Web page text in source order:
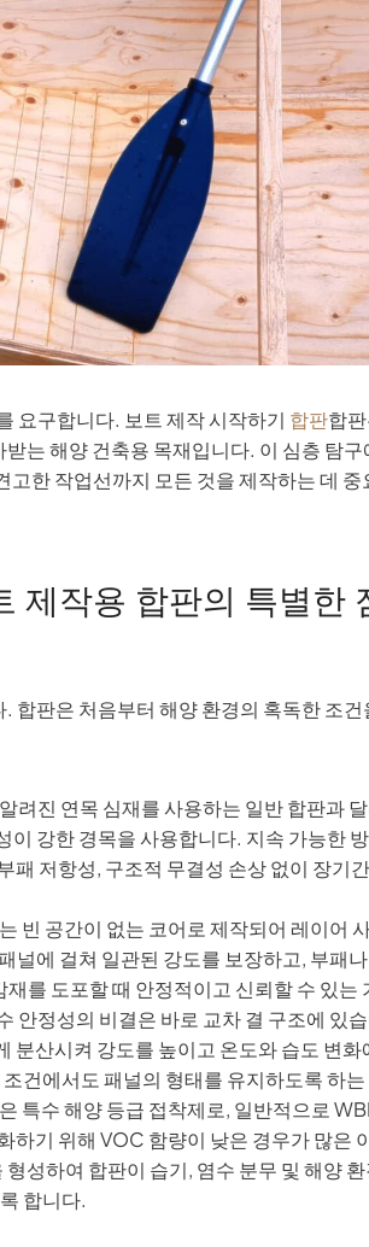
요구합니다. 보트 제작 시작하기 합판합
는 해양 건축용 목재입니다. 이 심층 탐
한 작업선까지 모든 것을 제작하는 데
제작용 합판의 특별한
합판은 처음부터 해양 환경의 혹독한 조
려진 연목 심재를 사용하는 일반 합판과
이 강한 경목을 사용합니다. 지속 가능한
패 저항성, 구조적 무결성 손상 없이 장기
빈 공간이 없는 코어로 제작되어 레이어
널에 걸쳐 일관된 강도를 보장하고, 부패
를 도포할 때 안정적이고 신뢰할 수 있는
안정성의 비결은 바로 교차 결 구조에 있
분산시켜 강도를 높이고 온도와 습도 변화
건에서도 패널의 형태를 유지하도록 하
특수 해양 등급 접착제로, 일반적으로
하기 위해 VOC 함량이 낮은 경우가 많은
성하여 합판이 습기, 염수 분무 및 해양
합니다.